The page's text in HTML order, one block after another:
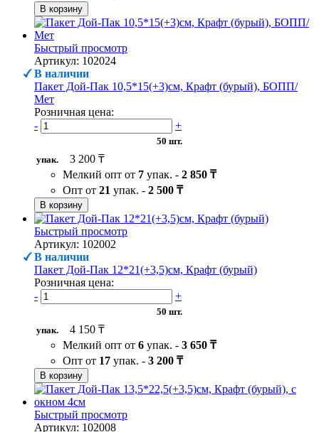
В корзину
Быстрый просмотр
Артикул: 102024
В наличии
Пакет Дой-Пак 10,5*15(+3)см, Крафт (бурый), БОПП/
Мет
Розничная цена:
-
+
50 шт.
упак.
3 200 ₸
Мелкий опт от 7 упак. - 2 850 ₸
Опт от 21 упак. - 2 500 ₸
В корзину
Быстрый просмотр
Артикул: 102002
В наличии
Пакет Дой-Пак 12*21(+3,5)см, Крафт (бурый)
Розничная цена:
-
+
50 шт.
упак.
4 150 ₸
Мелкий опт от 6 упак. - 3 650 ₸
Опт от 17 упак. - 3 200 ₸
В корзину
Быстрый просмотр
Артикул: 102008